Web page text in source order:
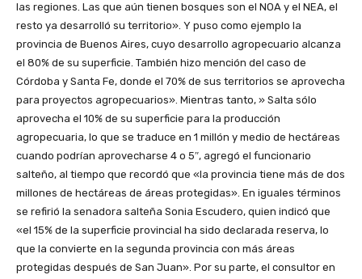
las regiones. Las que aún tienen bosques son el NOA y el NEA, el
resto ya desarrolló su territorio». Y puso como ejemplo la
provincia de Buenos Aires, cuyo desarrollo agropecuario alcanza
el 80% de su superficie. También hizo mención del caso de
Córdoba y Santa Fe, donde el 70% de sus territorios se aprovecha
para proyectos agropecuarios». Mientras tanto, » Salta sólo
aprovecha el 10% de su superficie para la producción
agropecuaria, lo que se traduce en 1 millón y medio de hectáreas
cuando podrían aprovecharse 4 o 5″, agregó el funcionario
salteño, al tiempo que recordó que «la provincia tiene más de dos
millones de hectáreas de áreas protegidas». En iguales términos
se refirió la senadora salteña Sonia Escudero, quien indicó que
«el 15% de la superficie provincial ha sido declarada reserva, lo
que la convierte en la segunda provincia con más áreas
protegidas después de San Juan». Por su parte, el consultor en